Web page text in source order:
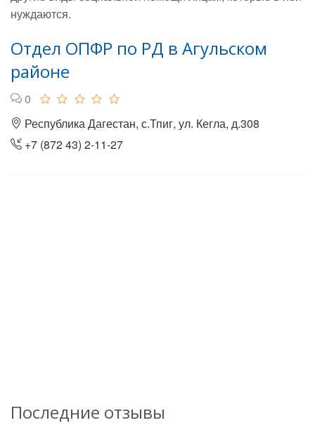
нуждаются.
Отдел ОПФР по РД в Агульском
районе
0
Республика Дагестан, с.Тпиг, ул. Кегла, д.308
+7 (872 43) 2-11-27
Последние отзывы